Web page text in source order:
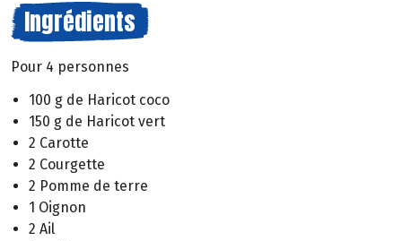
Ingrédients
Pour 4 personnes
100 g de Haricot coco
150 g de Haricot vert
2 Carotte
2 Courgette
2 Pomme de terre
1 Oignon
2 Ail